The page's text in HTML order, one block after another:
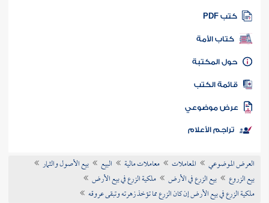
كتب PDF
كتاب الأمة
المكتبة
الكتب
موضوعي
تراجم الأعلام
العرض الموضوعي المعاملات معاملات مالية البيع
بيع الأصول والثمار
بيع الزروع
بيع الزرع في الأرض
ملكية الزرع في بيع الأرض
ملكية الزرع في بيع الأرض إن كان الزرع مما تؤخذ زهرته وتبقى عروقه